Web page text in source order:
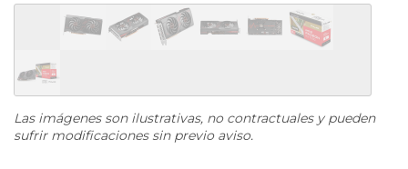
Las imágenes son ilustrativas, no contractuales y pueden
sufrir modificaciones sin previo aviso.